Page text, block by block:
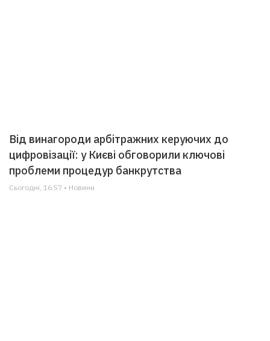
Від винагороди арбітражних керуючих до
цифровізації: у Києві обговорили ключові
проблеми процедур банкрутства
Сьогодні, 16:57 • Новини